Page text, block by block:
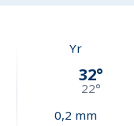
Yr
32°
22°
0,2 mm